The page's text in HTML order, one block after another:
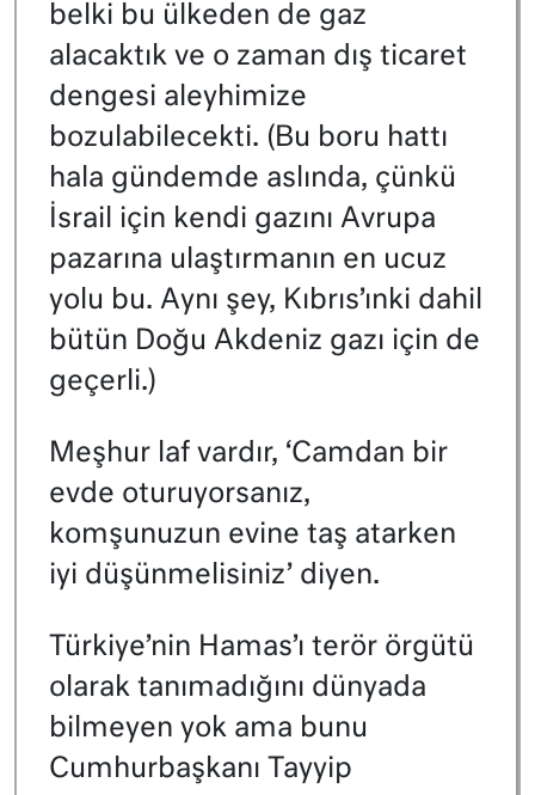
belki bu ülkeden de gaz
alacaktık ve o zaman dış ticaret
dengesi aleyhimize
bozulabilecekti. (Bu boru hattı
hala gündemde aslında, çünkü
İsrail için kendi gazını Avrupa
pazarına ulaştırmanın en ucuz
yolu bu. Aynı şey, Kıbrıs’ınki dahil
bütün Doğu Akdeniz gazı için de
geçerli.)
Meşhur laf vardır, ‘Camdan bir
evde oturuyorsanız,
komşunuzun evine taş atarken
iyi düşünmelisiniz’ diyen.
Türkiye’nin Hamas’ı terör örgütü
olarak tanımadığını dünyada
bilmeyen yok ama bunu
Cumhurbaşkanı Tayyip